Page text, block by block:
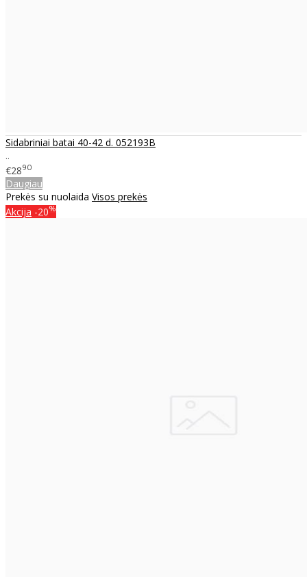
Sidabriniai batai 40-42 d. 052193B
..
€2890
Daugiau
Prekės su nuolaida Visos prekės
Akcija -20%